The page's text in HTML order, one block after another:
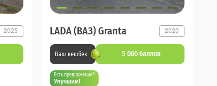
2025 LADA (ВАЗ) Granta 2020
Ваш кешбек 5 000 баллов
Есть предложение?
Улучшим!